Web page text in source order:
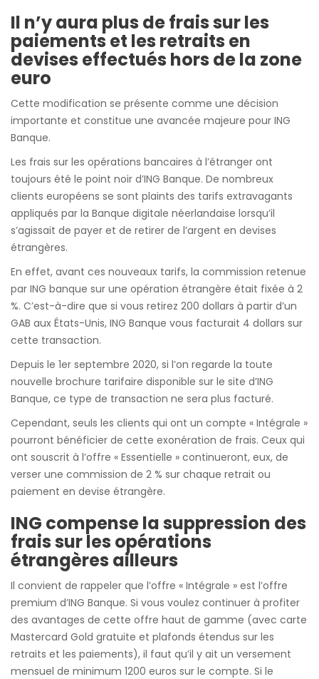
Il n’y aura plus de frais sur les
paiements et les retraits en
devises effectués hors de la zone
euro
Cette modification se présente comme une décision
importante et constitue une avancée majeure pour ING
Banque.
Les frais sur les opérations bancaires à l’étranger ont
toujours été le point noir d’ING Banque. De nombreux
clients européens se sont plaints des tarifs extravagants
appliqués par la Banque digitale néerlandaise lorsqu’il
s’agissait de payer et de retirer de l’argent en devises
étrangères.
En effet, avant ces nouveaux tarifs, la commission retenue
par ING banque sur une opération étrangère était fixée à 2
%. C’est-à-dire que si vous retirez 200 dollars à partir d’un
GAB aux États-Unis, ING Banque vous facturait 4 dollars sur
cette transaction.
Depuis le 1er septembre 2020, si l’on regarde la toute
nouvelle brochure tarifaire disponible sur le site d’ING
Banque, ce type de transaction ne sera plus facturé.
Cependant, seuls les clients qui ont un compte « Intégrale »
pourront bénéficier de cette exonération de frais. Ceux qui
ont souscrit à l’offre « Essentielle » continueront, eux, de
verser une commission de 2 % sur chaque retrait ou
paiement en devise étrangère.
ING compense la suppression des
frais sur les opérations
étrangères ailleurs
Il convient de rappeler que l’offre « Intégrale » est l’offre
premium d’ING Banque. Si vous voulez continuer à profiter
des avantages de cette offre haut de gamme (avec carte
Mastercard Gold gratuite et plafonds étendus sur les
retraits et les paiements), il faut qu’il y ait un versement
mensuel de minimum 1200 euros sur le compte. Si le